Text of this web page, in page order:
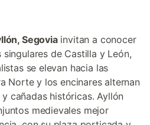
Segoviainvitan a conocer
de Castilla y León,
se elevan hacia las
Norte y los encinares alternan
cañadas históricas. Ayllón
medievales mejor